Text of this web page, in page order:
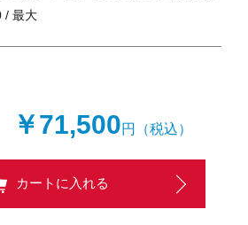
/ 最大
￥71,500円（税込）
カートに入れる